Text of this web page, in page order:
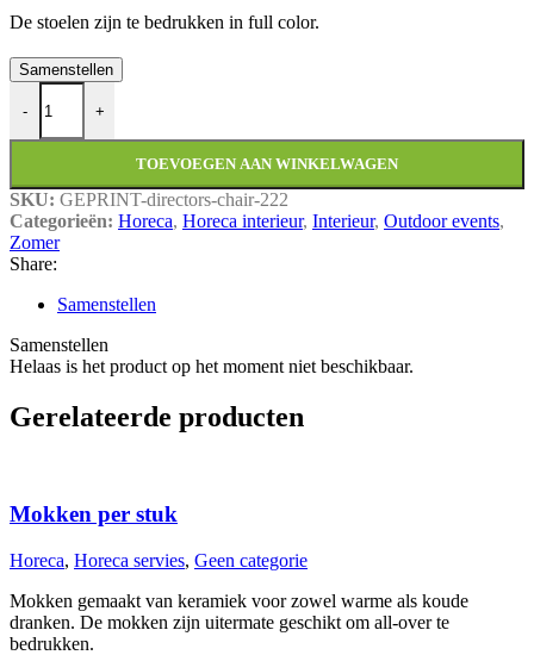
De stoelen zijn te bedrukken in full color.
Samenstellen
-
Regisseursstoelen aantal
+
TOEVOEGEN AAN WINKELWAGEN
SKU: GEPRINT-directors-chair-222
Categorieën: Horeca, Horeca interieur, Interieur, Outdoor events,
Zomer
Share:
Samenstellen
Samenstellen
Helaas is het product op het moment niet beschikbaar.
Gerelateerde producten
Mokken per stuk
Horeca, Horeca servies, Geen categorie
Mokken gemaakt van keramiek voor zowel warme als koude
dranken. De mokken zijn uitermate geschikt om all-over te
bedrukken.